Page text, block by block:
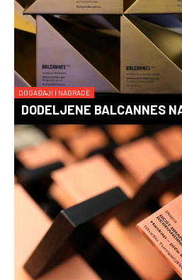
DOGAĐAJI I NAGRADE
DODELJENE BALCANNES